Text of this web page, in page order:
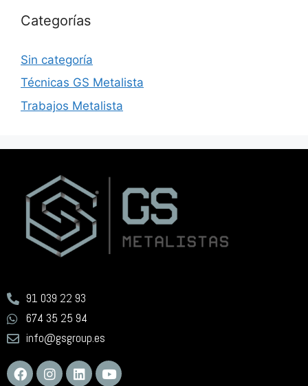
Categorías
Sin categoría
Técnicas GS Metalista
Trabajos Metalista
91 039 22 93
674 35 25 94
info@gsgroup.es